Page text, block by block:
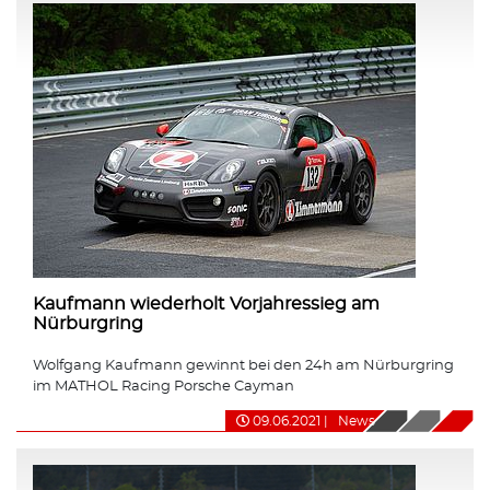
Kaufmann wiederholt Vorjahressieg am
Nürburgring
Wolfgang Kaufmann gewinnt bei den 24h am Nürburgring
im MATHOL Racing Porsche Cayman
09.06.2021 News